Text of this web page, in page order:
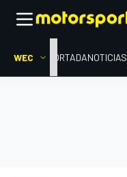
WEC PORTADANOTICIAS